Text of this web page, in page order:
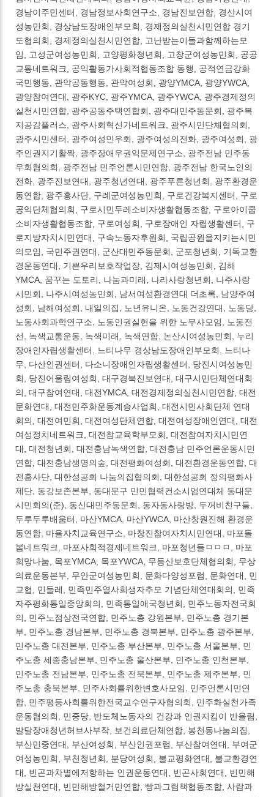
경남이주민센터, 경남정보사회연구소, 경남진보연합, 경산시여
성농민회, 경상남도장애인부모회, 경제정의실천시민연합 경기
도협의회, 경제정의실천시민연합, 고난받는이들과함께하는모
임, 고성군여성농민회, 고양평화청년회, 고창군여성농민회, 공공
교통네트워크, 공익활동가사회적협동조합 동행, 공적연금강화
국민행동, 관악공동행동, 관악여성회, 광양YMCA, 광양YWCA,
광양참여연대, 광주KYC, 광주YMCA, 광주YWCA, 광주경제정의
실천시민연합, 광주공동주택연합회, 광주대민주동문회, 광주복
지공감플러스, 광주사회혁신가네트워크, 광주시민단체협의회,
광주시민센터, 광주여성민우회, 광주여성의전화, 광주여성회, 광
주인권지기활짝, 광주장애우권익문제연구소, 광주전남 민주동
우회협의회, 광주전남 민주언론시민연합, 광주전남 한국노인의
전화, 광주진보연대, 광주청년연대, 광주푸른청년회, 광주환경운
동연합, 광주흥사단, 구례군여성농민회, 구로건강복지센터, 구로
공익단체협의회, 구로시민두레소비자생활협동조합, 구로아이쿱
소비자생활협동조합, 구로여성회, 구로장애인 자립생활센터, 구
로지방자치시민연대, 구속노동자후원회, 국립공원을지키는시민
의모임, 국민주권연대, 군산대민주동문회, 군포청년회, 기독교환
경운동연대, 기쁜우리보호작업장, 김제시여성농민회, 김해
YMCA, 꿈꾸는 도토리, 나눔과미래, 나라사랑청년회, 나주사랑
시민회, 나주시여성농민회, 남서여성환경연대 더초록, 남양주여
성회, 남해여성회, 내일의집, 노년유니온, 노동건강연대, 노동당,
노동사회과학연구소, 노동인권실현을 위한 노무사모임, 노동전
선, 녹색교통운동, 녹색미래, 녹색연합, 논산시여성농민회, 누리
장애인자립생활센터, 느티나무 경상남도장애인부모회, 느티나
무, 다산인권센터, 다소니장애인자립생활센터, 당진시여성농민
회, 당진어울림여성회, 대구경북진보연대, 대구시민단체연대회
의, 대구참여연대, 대전YMCA, 대전경제정의실천시민연합, 대전
문화연대, 대전민주화운동계승사업회, 대전시민사회단체 연대
회의, 대전여민회, 대전여성단체연합, 대전여성장애인연대, 대전
여성정치네트워크, 대전참교육학부모회, 대전참여자치시민연
대, 대전청년회, 대전충남녹색연합, 대전충남 민주언론운동시민
연합, 대전충남생명의숲, 대전평화여성회, 대전환경운동연합, 대
전흥사단, 대한성공회 나눔의집협의회, 대한성공회 정의평화사
제단, 동강보존본부, 동대문구 민민협력컨소시엄연대체 동대문
시민회의(준), 동신대민주동문회, 동자동사랑방, 두꺼비친구들,
두루두루배움터, 마산YMCA, 마산YWCA, 마산창원진해 환경운
동연합, 마을자치교육연구소, 마창진참여자치시민연대, 마포돌
봄네트워크, 마포사회적경제네트워크, 마포청년들ㅁㅁㅁ, 마포
희망나눔, 목포YMCA, 목포YWCA, 무등산보호단체협의회, 무상
의료운동본부, 무안군여성농민회, 문화다양성포럼, 문화연대, 민
교협, 민들레, 민족민주열사희생자추모 기념단체연대회의, 민족
자주평화통일중앙회의, 민족통일애국청년회, 민주노동자전국회
의, 민주노점상전국연합, 민주노총 강원본부, 민주노총 경기본
부, 민주노총 경남본부, 민주노총 경북본부, 민주노총 광주본부,
민주노총 대전본부, 민주노총 부산본부, 민주노총 서울본부, 민
주노총 세종충남본부, 민주노총 울산본부, 민주노총 인천본부,
민주노총 전남본부, 민주노총 전북본부, 민주노총 제주본부, 민
주노총 충북본부, 민주사회를위한변호사모임, 민주언론시민연
합, 민주평등사회를위한전국교수연구자협의회, 민주화실천가족
운동협의회, 민중당, 반도체노동자의 건강과 인권지킴이 반올림,
발달장애청년허브사부작, 보건의료단체연합, 봉천동나눔의집,
부산민중연대, 부산여성회, 부산인권포럼, 부산참여연대, 부여군
여성농민회, 부천청년회, 분당여성회, 불교평화연대, 불교환경연
대, 빈곤과차별에저항하는 인권운동연대, 빈곤사회연대, 빈민해
방실천연대, 빈민해방철거민연합, 빵과그림책협동조합, 사람과